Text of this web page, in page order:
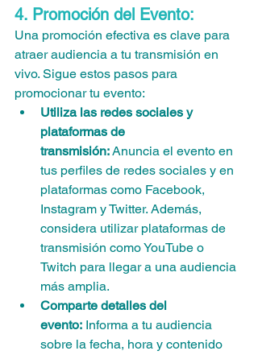
4. Promoción del Evento:
Una promoción efectiva es clave para
atraer audiencia a tu transmisión en
vivo. Sigue estos pasos para
promocionar tu evento:
Utiliza las redes sociales y
plataformas de
transmisión: Anuncia el evento en
tus perfiles de redes sociales y en
plataformas como Facebook,
Instagram y Twitter. Además,
considera utilizar plataformas de
transmisión como YouTube o
Twitch para llegar a una audiencia
más amplia.
Comparte detalles del
evento: Informa a tu audiencia
sobre la fecha, hora y contenido